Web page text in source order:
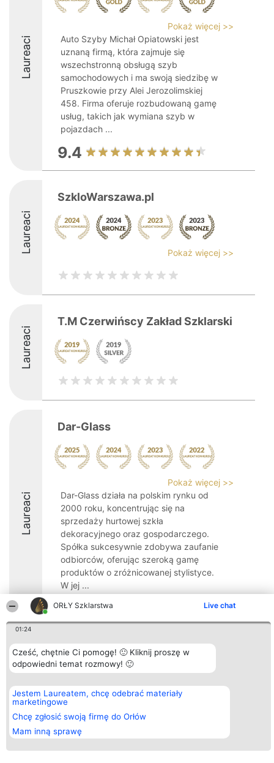
ORŁY Szklarstwa Live chat
01:24
Cześć, chętnie Ci pomogę! 🙂 Kliknij proszę w
odpowiedni temat rozmowy! 🙂
Jestem Laureatem, chcę odebrać materiały
marketingowe
Chcę zgłosić swoją firmę do Orłów
Mam inną sprawę
Laureaci
Pokaż więcej >>
Auto Szyby Michał Opiatowski jest
uznaną firmą, która zajmuje się
wszechstronną obsługą szyb
samochodowych i ma swoją siedzibę w
Pruszkowie przy Alei Jerozolimskiej
458. Firma oferuje rozbudowaną gamę
usług, takich jak wymiana szyb w
pojazdach ...
9.4
Laureaci
SzkloWarszawa.pl
Pokaż więcej >>
Laureaci
T.M Czerwińscy Zakład Szklarski
Laureaci
Dar-Glass
Pokaż więcej >>
Dar-Glass działa na polskim rynku od
2000 roku, koncentrując się na
sprzedaży hurtowej szkła
dekoracyjnego oraz gospodarczego.
Spółka sukcesywnie zdobywa zaufanie
odbiorców, oferując szeroką gamę
produktów o zróżnicowanej stylistyce.
W jej ...
8.5
Organizator plebiscytu
Bright Side Solutions sp. z o.
o. sp. k.
Wrocław 50-079
KRS 0000749100 | Regon
381313360 | NIP 8943132676
+48 508 492 400
Plebiscyt
Laureaci
Lista
Laureatów
Zasady
Polityka
Kontakt